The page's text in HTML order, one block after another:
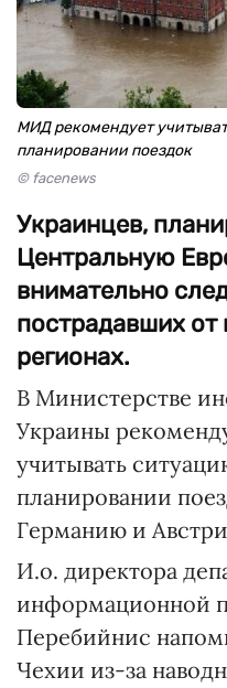
МИД рекомендует
планировании поездок
© facenews
Украинцев,
Центральную
внимательно
пострадавших от
регионах.
В Министерстве
Украины
учитывать
планировании
Германию и
И.о. директора
информационной
Перебийнис
Чехии из-за